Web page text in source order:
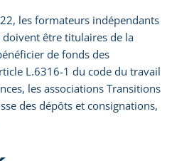
les formateurs indépendants
être titulaires de la
de fonds des
L.6316-1 du code du travail
les associations Transitions
des dépôts et consignations,